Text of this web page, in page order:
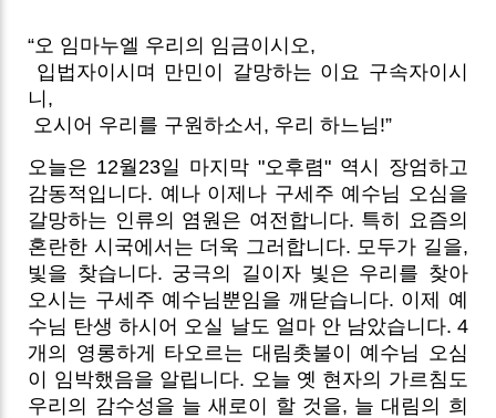
“오 임마누엘 우리의 임금이시오,
입법자이시며 만민이 갈망하는 이요 구속자이시
니,
오시어 우리를 구원하소서, 우리 하느님!”
오늘은 12월23일 마지막 "오후렴" 역시 장엄하고
감동적입니다. 예나 이제나 구세주 예수님 오심을
갈망하는 인류의 염원은 여전합니다. 특히 요즘의
혼란한 시국에서는 더욱 그러합니다. 모두가 길을,
빛을 찾습니다. 궁극의 길이자 빛은 우리를 찾아
오시는 구세주 예수님뿐임을 깨닫습니다. 이제 예
수님 탄생 하시어 오실 날도 얼마 안 남았습니다. 4
개의 영롱하게 타오르는 대림촛불이 예수님 오심
이 임박했음을 알립니다. 오늘 옛 현자의 가르침도
우리의 감수성을 늘 새로이 할 것을, 늘 대림의 희